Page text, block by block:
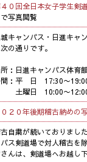
０回全日本女子学生剣
写真閲覧
キャンパス・日進キャ
の通りです。
：日進キャンパス体育
間：平 日 17:30〜
曜日 10:00〜
０２０年後期稽古納めの
自粛が続いておりまし
ス剣道場で対人稽古を
んは、剣道場へお越し下